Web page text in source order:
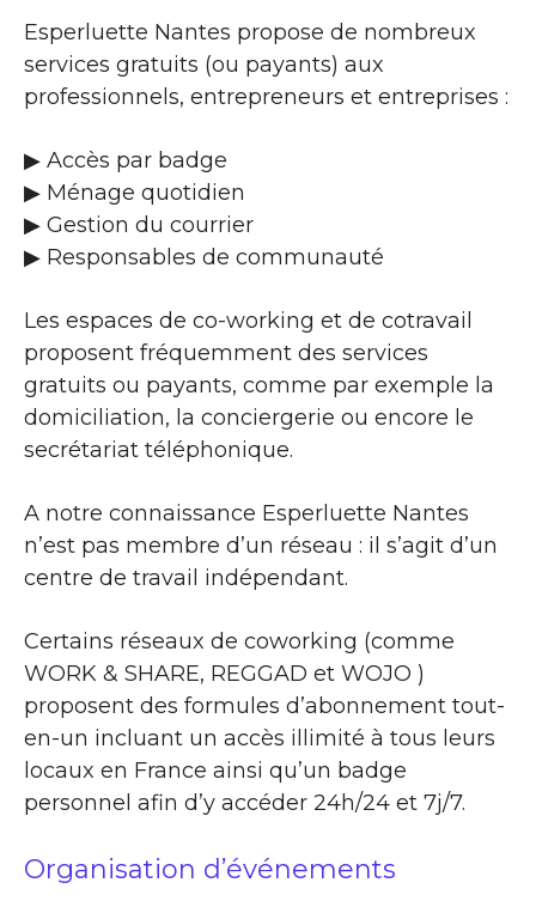
Esperluette Nantes propose de nombreux
services gratuits (ou payants) aux
professionnels, entrepreneurs et entreprises :
▶​ Accès par badge
▶​ Ménage quotidien
▶​ Gestion du courrier
▶​ Responsables de communauté
Les espaces de co-working et de cotravail
proposent fréquemment des services
gratuits ou payants, comme par exemple la
domiciliation, la conciergerie ou encore le
secrétariat téléphonique.
A notre connaissance Esperluette Nantes
n’est pas membre d’un réseau : il s’agit d’un
centre de travail indépendant.
Certains réseaux de coworking (comme
WORK & SHARE, REGGAD et WOJO )
proposent des formules d’abonnement tout-
en-un incluant un accès illimité à tous leurs
locaux en France ainsi qu’un badge
personnel afin d’y accéder 24h/24 et 7j/7.
Organisation d’événements